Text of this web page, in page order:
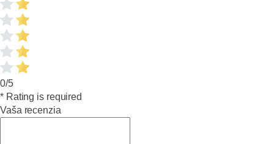
0/5
* Rating is required
Vaša recenzia